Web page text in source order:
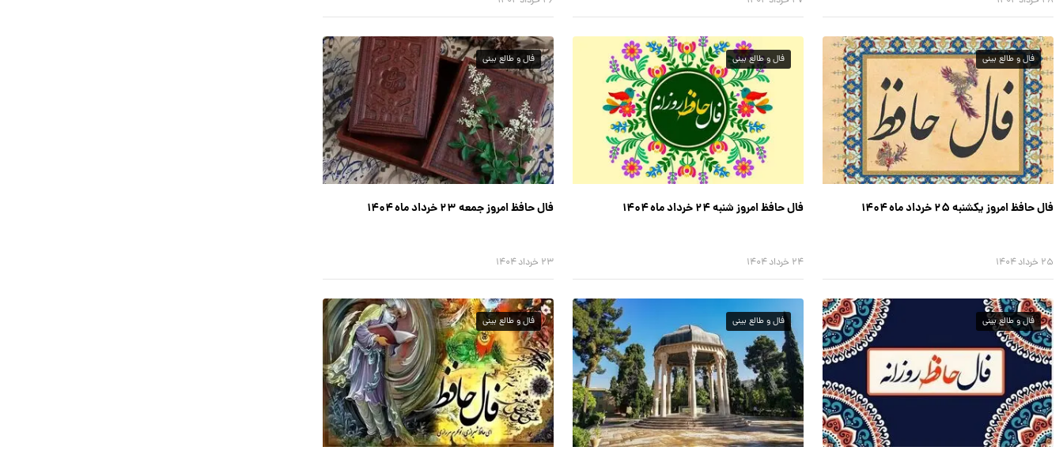
فال و طالع بینی
فال حافظ امروز یکشنبه ۲۵ خرداد ماه ۱۴۰۴
۲۵ خرداد ۱۴۰۴
فال و طالع بینی
فال حافظ امروز شنبه ۲۴ خرداد ماه ۱۴۰۴
۲۴ خرداد ۱۴۰۴
فال و طالع بینی
فال حافظ امروز جمعه ۲۳ خرداد ماه ۱۴۰۴
۲۳ خرداد ۱۴۰۴
فال و طالع بینی فال و طالع بینی فال و طالع بینی